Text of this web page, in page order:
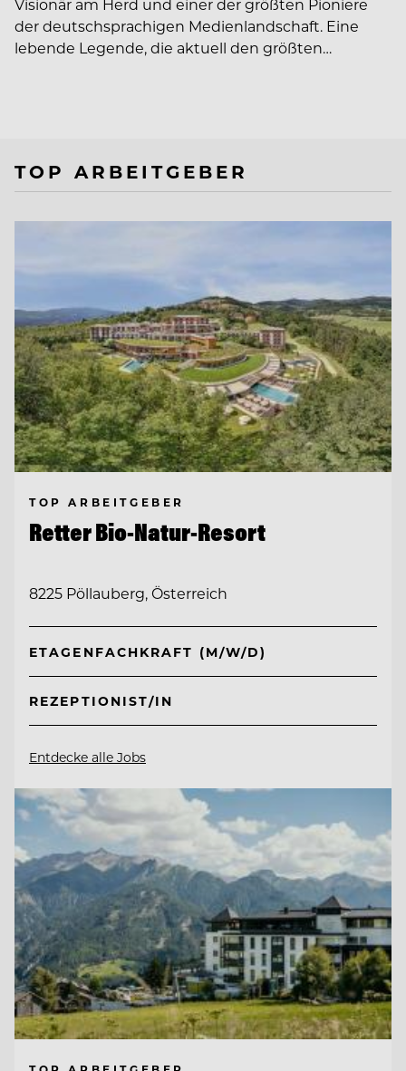
Visionär am Herd und einer der größten Pioniere
der deutschsprachigen Medienlandschaft. Eine
lebende Legende, die aktuell den größten…
TOP ARBEITGEBER
TOP ARBEITGEBER
Retter Bio-Natur-Resort
8225 Pöllauberg, Österreich
ETAGENFACHKRAFT (M/W/D)
REZEPTIONIST/IN
Entdecke alle Jobs